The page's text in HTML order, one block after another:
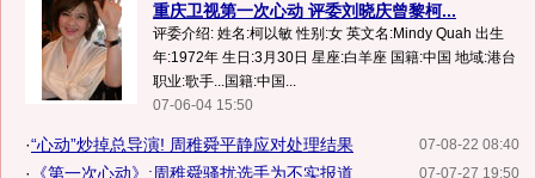
重庆卫视第一次心动 评委刘晓庆曾黎柯...
评委介绍: 姓名:柯以敏 性别:女 英文名:Mindy Quah 出生
年:1972年 生日:3月30日 星座:白羊座 国籍:中国 地域:港台
职业:歌手...国籍:中国...
07-06-04 15:50
07-08-22 08:40
·“心动”炒掉总导演! 周稚舜平静应对处理结果
07-07-27 19:50
· 《第一次心动》:周稚舜骚扰选手为不实报道